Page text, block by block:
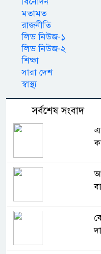
মতামত
রাজনীতি
লিড নিউজ-১
লিড নিউজ-২
শিক্ষা
সারা দেশ
স্বাস্থ্য
সর্বশেষ সংবাদ